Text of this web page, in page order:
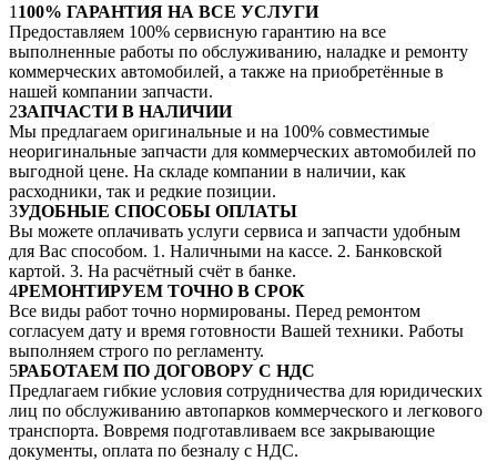
1 100% ГАРАНТИЯ НА ВСЕ УСЛУГИ
Предоставляем 100% сервисную гарантию на все
выполненные работы по обслуживанию, наладке и ремонту
коммерческих автомобилей, а также на приобретённые в
нашей компании запчасти.
2ЗАПЧАСТИ В НАЛИЧИИ
Мы предлагаем оригинальные и на 100% совместимые
неоригинальные запчасти для коммерческих автомобилей по
выгодной цене. На складе компании в наличии, как
расходники, так и редкие позиции.
3УДОБНЫЕ СПОСОБЫ ОПЛАТЫ
Вы можете оплачивать услуги сервиса и запчасти удобным
для Вас способом. 1. Наличными на кассе. 2. Банковской
картой. 3. На расчётный счёт в банке.
4РЕМОНТИРУЕМ ТОЧНО В СРОК
Все виды работ точно нормированы. Перед ремонтом
согласуем дату и время готовности Вашей техники. Работы
выполняем строго по регламенту.
5РАБОТАЕМ ПО ДОГОВОРУ С НДС
Предлагаем гибкие условия сотрудничества для юридических
лиц по обслуживанию автопарков коммерческого и легкового
транспорта. Вовремя подготавливаем все закрывающие
документы, оплата по безналу с НДС.